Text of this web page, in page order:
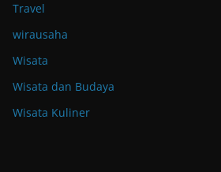
Travel
wirausaha
Wisata
Wisata dan Budaya
Wisata Kuliner